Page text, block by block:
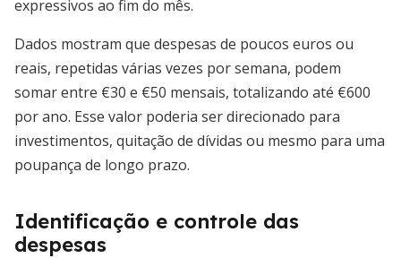
expressivos ao fim do mês.
Dados mostram que despesas de poucos euros ou
reais, repetidas várias vezes por semana, podem
somar entre €30 e €50 mensais, totalizando até €600
por ano. Esse valor poderia ser direcionado para
investimentos, quitação de dívidas ou mesmo para uma
poupança de longo prazo.
Identificação e controle das
despesas